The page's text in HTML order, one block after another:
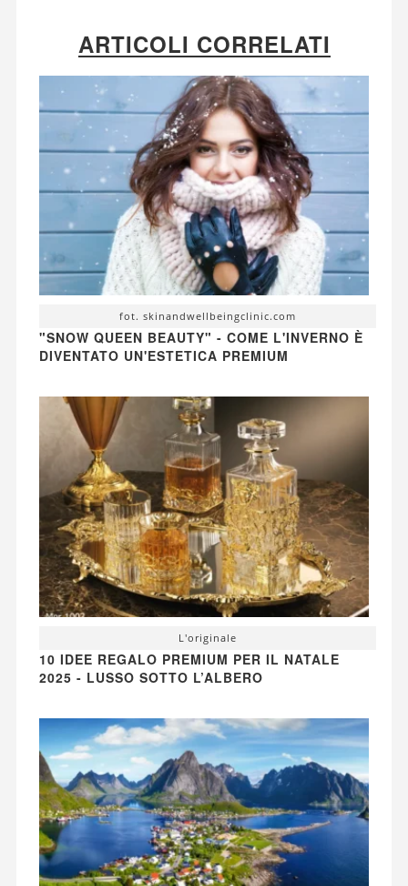
ARTICOLI CORRELATI
fot. skinandwellbeingclinic.com
"SNOW QUEEN BEAUTY" - COME L'INVERNO È
DIVENTATO UN'ESTETICA PREMIUM
L'originale
10 IDEE REGALO PREMIUM PER IL NATALE
2025 - LUSSO SOTTO L’ALBERO